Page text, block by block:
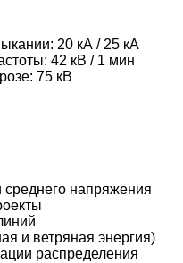
20 кА / 25 кА
42 кВ / 1 мин
75 кВ
среднего напряжения
и ветряная энергия)
распределения